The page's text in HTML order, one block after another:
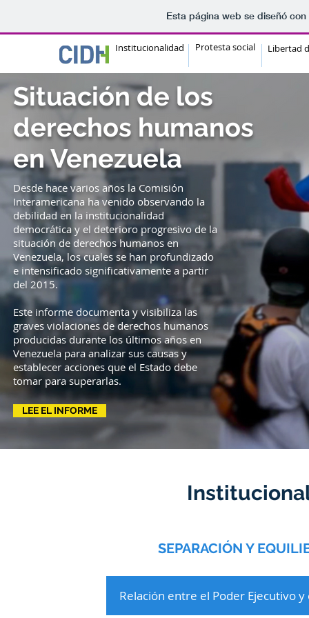
Esta página web se diseñó
Institucionalidad Protesta social Libertad
Situación de los
derechos humanos
en Venezuela
Desde hace varios años la Comisión
Interamericana ha venido observando la
debilidad en la institucionalidad
democrática y el deterioro progresivo de la
situación de derechos humanos en
Venezuela, los cuales se han profundizado
e intensificado significativamente a partir
del 2015.
Este informe documenta y visibiliza las
graves violaciones de derechos humanos
producidas durante los últimos años en
Venezuela para analizar sus causas y
establecer acciones que el Estado debe
tomar para superarlas.
LEE EL INFORME
SEPARACIÓN Y
Relación entre el Poder Ejecutivo